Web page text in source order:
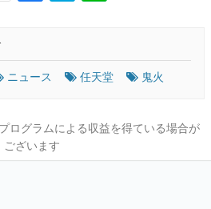
ニュース 任天堂 鬼火
ログラムによる収益を得ている場合が
ございます